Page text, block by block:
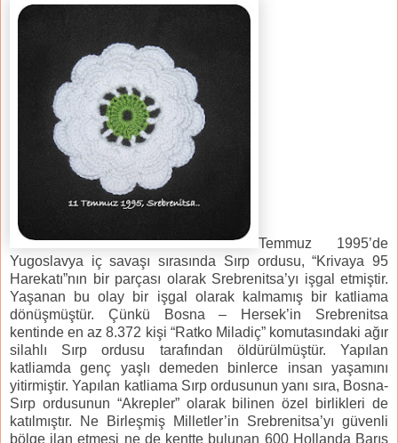
Temmuz 1995’de
Yugoslavya iç savaşı sırasında Sırp ordusu, “Krivaya 95
Harekatı”nın bir parçası olarak Srebrenitsa’yı işgal etmiştir.
Yaşanan bu olay bir işgal olarak kalmamış bir katliama
dönüşmüştür. Çünkü Bosna – Hersek’in Srebrenitsa
kentinde en az 8.372 kişi “Ratko Miladiç” komutasındaki ağır
silahlı Sırp ordusu tarafından öldürülmüştür. Yapılan
katliamda genç yaşlı demeden binlerce insan yaşamını
yitirmiştir. Yapılan katliama Sırp ordusunun yanı sıra, Bosna-
Sırp ordusunun “Akrepler” olarak bilinen özel birlikleri de
katılmıştır. Ne Birleşmiş Milletler’in Srebrenitsa’yı güvenli
bölge ilan etmesi ne de kentte bulunan 600 Hollanda Barış